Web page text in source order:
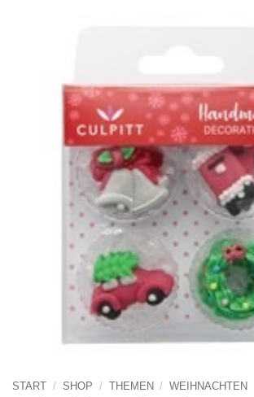
START / SHOP / THEMEN / WEIHNACHTEN